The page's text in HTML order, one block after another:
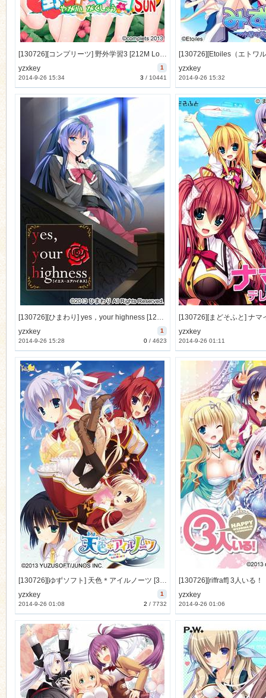
[130726][コンプリーツ] 野外学習3 [212M Lossless/54M JPG]
1
yzxkey
3 / 10441
2014-9-26 15:34
yzxkey
2014-9-26 15:32
[130726][ひまわり] yes，your highness [125M Lossless/46M JPG]
1
yzxkey
0/ 4623
2014-9-26 15:28
yzxkey
2014-9-26 01:11
[130726][ゆずソフト] 天色＊アイルノーツ [373M Lossless/143M JPG]
1
yzxkey
2 / 7732
2014-9-26 01:08
yzxkey
2014-9-26 01:06